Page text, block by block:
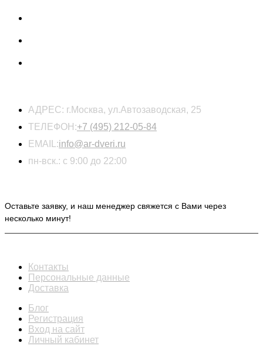
АДРЕС: г.Москва, ул.Автозаводская, 25
ТЕЛЕФОН:+7 (495) 212-05-84
EMAIL:info@ar-dveri.ru
пн-вск.: с 9:00 до 22:00
Оставьте заявку, и наш менеджер свяжется с Вами через
несколько минут!
Контакты
Персональные данные
Доставка
Блог
Регистрация
Вход на сайт
Личный кабинет